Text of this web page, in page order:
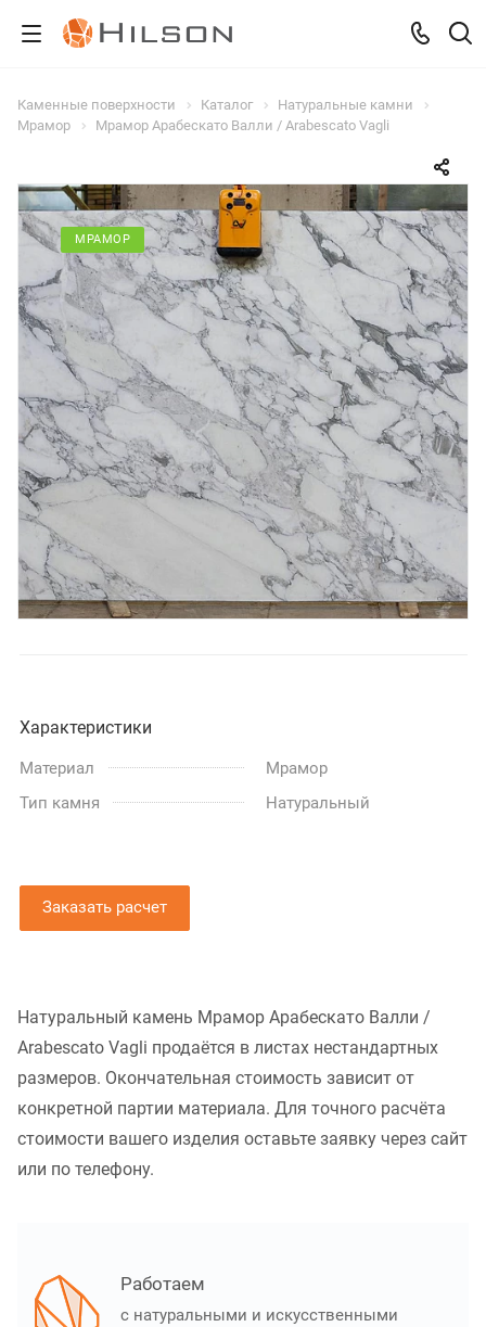
Каменные поверхности Каталог
Натуральные камни
Мрамор
Мрамор Арабескато Валли / Arabescato Vagli
МРАМОР
Характеристики
Материал
Мрамор
Тип камня
Натуральный
Заказать расчет
Натуральный камень Мрамор Арабескато Валли /
Arabescato Vagli продаётся в листах нестандартных
размеров. Окончательная стоимость зависит от
конкретной партии материала. Для точного расчёта
стоимости вашего изделия оставьте заявку через сайт
или по телефону.
Работаем
с натуральными и искусственными